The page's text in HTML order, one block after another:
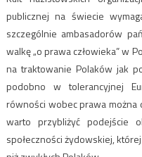
publicznej na świecie
szczególnie ambasadorów
walkę „o prawa człowieka” w
na traktowanie Polaków jak
podobno w tolerancyjnej
równości wobec prawa można
warto przybliżyć podejście
społeczności żydowskiej,